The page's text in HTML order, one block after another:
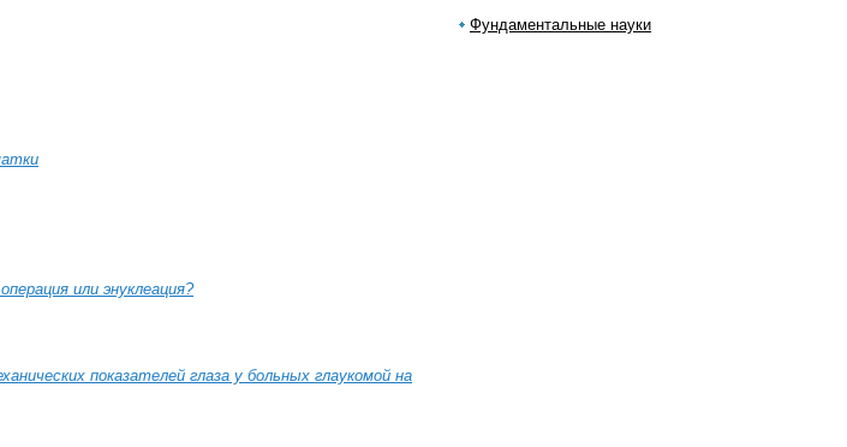
Фундаментальные науки
или энуклеация?
показателей глаза у больных глаукомой на